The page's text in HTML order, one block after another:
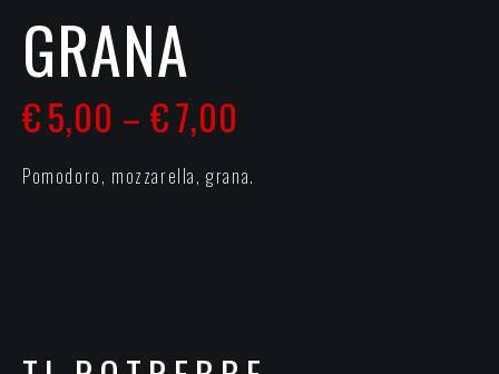
GRANA
€5,00 – €7,00
Pomodoro, mozzarella, grana.